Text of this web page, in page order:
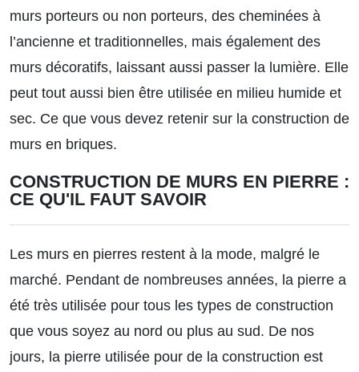
murs porteurs ou non porteurs, des cheminées à
l’ancienne et traditionnelles, mais également des
murs décoratifs, laissant aussi passer la lumière. Elle
peut tout aussi bien être utilisée en milieu humide et
sec. Ce que vous devez retenir sur la construction de
murs en briques.
CONSTRUCTION DE MURS EN PIERRE :
CE QU'IL FAUT SAVOIR
Les murs en pierres restent à la mode, malgré le
marché. Pendant de nombreuses années, la pierre a
été très utilisée pour tous les types de construction
que vous soyez au nord ou plus au sud. De nos
jours, la pierre utilisée pour de la construction est